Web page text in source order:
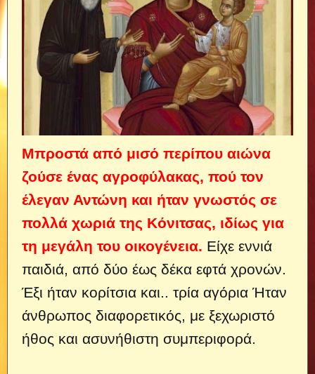
Μπροστά από μισό περίπου αιώνα
ζούσε ένας αγροφύλακας, πού τον
έλεγαν Αντώνη και ήταν γνωστός σε
πολλά χωριά της Κόνιτσας, ιδίως για
τη μεγάλη του οικογένεια. Είχε εννιά
παιδιά, από δύο έως δέκα εφτά χρονών.
Έξι ήταν κορίτσια και.. τρία αγόρια Ήταν
άνθρωπος διαφορετικός, με ξεχωριστό
ήθος και ασυνήθιστη συμπεριφορά.